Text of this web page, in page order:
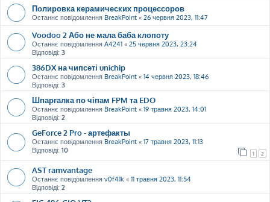
Полировка керамических процессоров
Останнє повідомлення BreakPoint « 26 червня 2023, 11:47
Voodoo 2 Або не мала баба клопоту
Останнє повідомлення A4241 « 25 червня 2023, 23:24
Відповіді: 3
386DX на чипсеті unichip
Останнє повідомлення BreakPoint « 14 червня 2023, 18:46
Відповіді: 3
Шпаргалка по чіпам FPM та EDO
Останнє повідомлення BreakPoint « 19 травня 2023, 14:01
Відповіді: 2
GeForce 2 Pro - артефакты
Останнє повідомлення BreakPoint « 17 травня 2023, 11:13
Відповіді: 10 1 2
AST ramvantage
Останнє повідомлення v0f41k « 11 травня 2023, 11:54
Відповіді: 2